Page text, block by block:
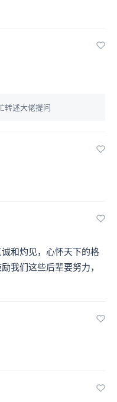
转述大佬提问
和灼见，心怀天下的格
我们这些后辈要努力，